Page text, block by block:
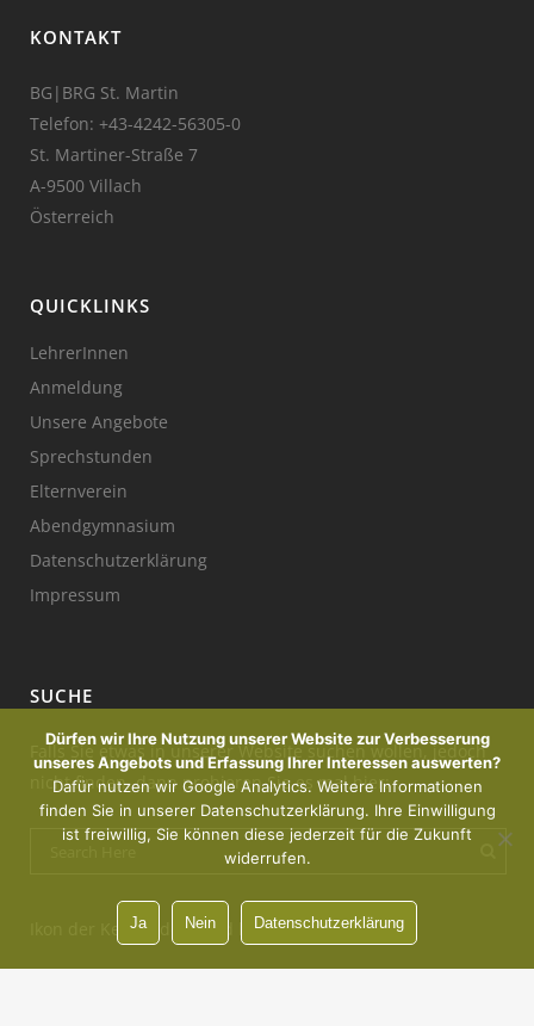
KONTAKT
BG|BRG St. Martin
Telefon: +43-4242-56305-0
St. Martiner-Straße 7
A-9500 Villach
Österreich
QUICKLINKS
LehrerInnen
Anmeldung
Unsere Angebote
Sprechstunden
Elternverein
Abendgymnasium
Datenschutzerklärung
Impressum
SUCHE
Falls Sie etwas in unserer Website suchen wollen, jedoch
nicht finden, dann probieren Sie es mal hier:
Ikon der Kerze : designed by Freepik
Dürfen wir Ihre Nutzung unserer Website zur Verbesserung
unseres Angebots und Erfassung Ihrer Interessen auswerten?
Dafür nutzen wir Google Analytics. Weitere Informationen
finden Sie in unserer Datenschutzerklärung. Ihre Einwilligung
ist freiwillig, Sie können diese jederzeit für die Zukunft
widerrufen.
Ja Nein Datenschutzerklärung